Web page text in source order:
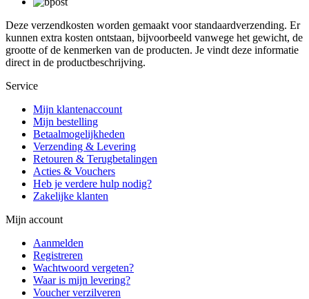
Deze verzendkosten worden gemaakt voor standaardverzending. Er
kunnen extra kosten ontstaan, bijvoorbeeld vanwege het gewicht, de
grootte of de kenmerken van de producten. Je vindt deze informatie
direct in de productbeschrijving.
Service
Mijn klantenaccount
Mijn bestelling
Betaalmogelijkheden
Verzending & Levering
Retouren & Terugbetalingen
Acties & Vouchers
Heb je verdere hulp nodig?
Zakelijke klanten
Mijn account
Aanmelden
Registreren
Wachtwoord vergeten?
Waar is mijn levering?
Voucher verzilveren